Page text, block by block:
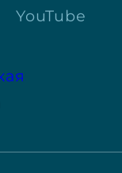
YouTube